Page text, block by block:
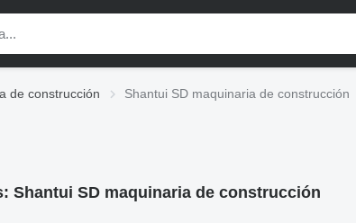
de construcción Shantui SD maquinaria de construcción
Shantui SD maquinaria de construcción